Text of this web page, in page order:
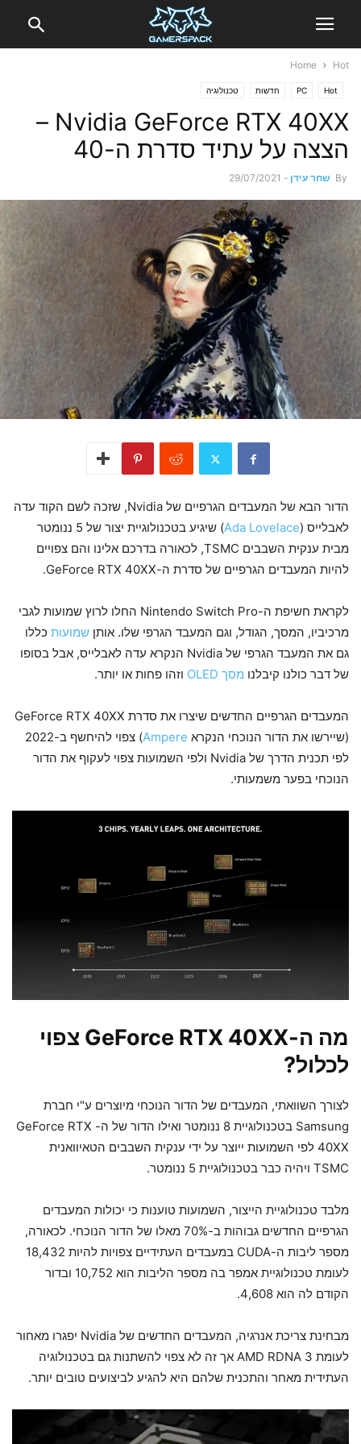
Home Hot
Hot
PC חדשות טכנולוגיה
Nvidia GeForce RTX 40XX –
הצצה על עתיד סדרת ה-40
By שחר עידן -
29/07/2021
הדור הבא של המעבדים הגרפיים של Nvidia, שזכה לשם הקוד עדה
לאבלייס (Ada Lovelace
) שיגיע בטכנולוגיית יצור של 5 ננומטר
מבית ענקית השבבים TSMC, לכאורה בדרכם אלינו והם צפויים
להיות המעבדים הגרפיים של סדרת ה-GeForce RTX 40XX.
לקראת חשיפת ה-Nintendo Switch Pro החלו לרוץ שמועות לגבי
מרכיביו, המסך, הגודל, וגם המעבד הגרפי שלו. אותן שמועות כללו
גם את המעבד הגרפי של Nvidia הנקרא עדה לאבלייס, אבל בסופו
של דבר כולנו קיבלנו מסך OLED וזהו פחות או יותר.
המעבדים הגרפיים החדשים שיצרו את סדרת GeForce RTX 40XX
(שיירשו את הדור הנוכחי הנקרא Ampere
) צפוי להיחשף ב-2022
לפי תכנית הדרך של Nvidia ולפי השמועות צפוי לעקוף את הדור
הנוכחי בפער משמעותי.
מה ה-GeForce RTX 40XX צפוי
לכלול?
לצורך השוואתי, המעבדים של הדור הנוכחי מיוצרים ע"י חברת
Samsung בטכנולוגיית 8 ננומטר ואילו הדור של ה- GeForce RTX
40XX לפי השמועות ייוצר על ידי ענקית השבבים הטאיוואנית
TSMC ויהיה כבר בטכנולוגיית 5 ננומטר.
מלבד טכנולוגיית הייצור, השמועות טוענות כי יכולות המעבדים
הגרפיים החדשים גבוהות ב-70% מאלו של הדור הנוכחי. לכאורה,
מספר ליבות ה-CUDA במעבדים העתידיים צפויות להיות 18,432
לעומת טכנולוגיית אמפר בה מספר הליבות הוא 10,752 ובדור
הקודם לה הוא 4,608.
מבחינת צריכת אנרגיה, המעבדים החדשים של Nvidia יפגרו מאחור
לעומת AMD RDNA 3 אך זה לא צפוי להשתנות גם בטכנולוגיה
העתידית מאחר והתכנית שלהם היא להגיע לביצועים טובים יותר.